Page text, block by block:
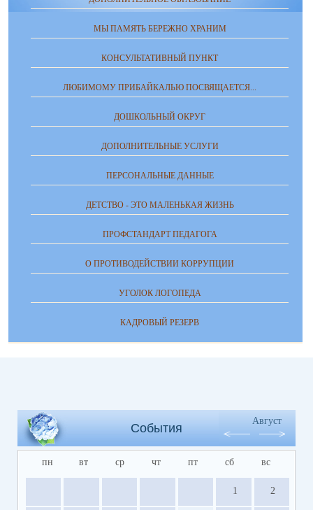
МЫ ПАМЯТЬ БЕРЕЖНО ХРАНИМ
КОНСУЛЬТАТИВНЫЙ ПУНКТ
ЛЮБИМОМУ ПРИБАЙКАЛЬЮ ПОСВЯЩАЕТСЯ...
ДОШКОЛЬНЫЙ ОКРУГ
ДОПОЛНИТЕЛЬНЫЕ УСЛУГИ
ПЕРСОНАЛЬНЫЕ ДАННЫЕ
ДЕТСТВО - ЭТО МАЛЕНЬКАЯ ЖИЗНЬ
ПРОФСТАНДАРТ ПЕДАГОГА
О ПРОТИВОДЕЙСТВИИ КОРРУПЦИИ
УГОЛОК ЛОГОПЕДА
КАДРОВЫЙ РЕЗЕРВ
События
Август
пн вт ср чт пт сб вс
1 2